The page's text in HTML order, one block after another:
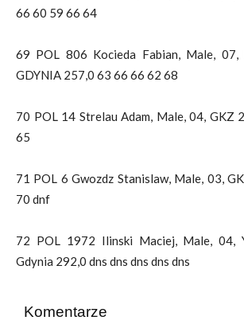
66 60 59 66 64
69 POL 806 Kocieda Fabian, Male,
GDYNIA 257,0 63 66 66 62 68
70 POL 14 Strelau Adam, Male, 04, GKZ
65
71 POL 6 Gwozdz Stanislaw, Male, 03,
70 dnf
72 POL 1972 Ilinski Maciej, Male, 04,
Gdynia 292,0 dns dns dns dns dns
Komentarze